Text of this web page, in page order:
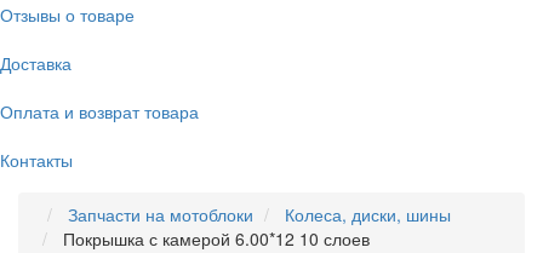
Отзывы о товаре
Доставка
Оплата и возврат товара
Контакты
Запчасти на мотоблоки
Колеса, диски, шины
Покрышка с камерой 6.00*12 10 слоев